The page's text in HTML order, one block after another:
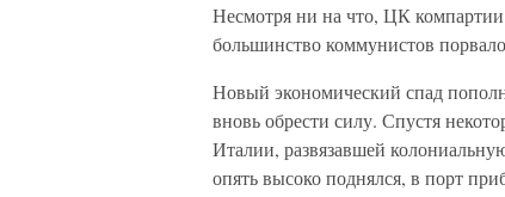
Несмотря ни на что, ЦК
большинство коммунистов
Новый экономический спад
вновь обрести силу. Спустя
Италии, развязавшей
опять высоко поднялся, в порт